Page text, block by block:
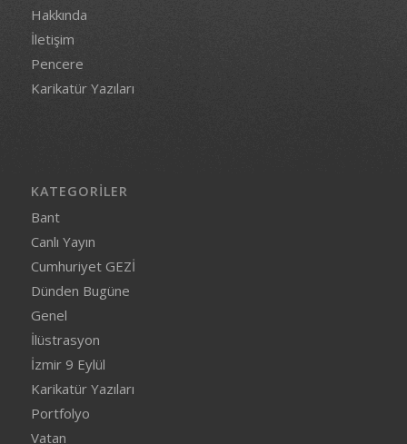
Hakkında
İletişim
Pencere
Karikatür Yazıları
KATEGORILER
Bant
Canlı Yayın
Cumhuriyet GEZİ
Dünden Bugüne
Genel
İlüstrasyon
İzmir 9 Eylül
Karikatür Yazıları
Portfolyo
Vatan